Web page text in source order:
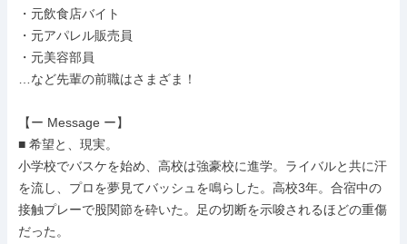
・元飲食店バイト
・元アパレル販売員
・元美容部員
…など先輩の前職はさまざま！
【ー Message ー】
■ 希望と、現実。
小学校でバスケを始め、高校は強豪校に進学。ライバルと共に汗
を流し、プロを夢見てバッシュを鳴らした。高校3年。合宿中の
接触プレーで股関節を砕いた。足の切断を示唆されるほどの重傷
だった。